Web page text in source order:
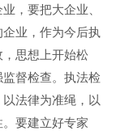
，要把大企业、
业，作为今后执
思想上开始松
督检查。执法检
法律为准绳，以
要建立好专家